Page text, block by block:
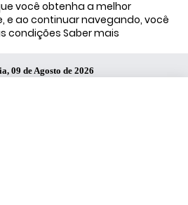
você obtenha a melhor
e ao continuar navegando, você
condições Saber mais
09 de Agosto de 2026